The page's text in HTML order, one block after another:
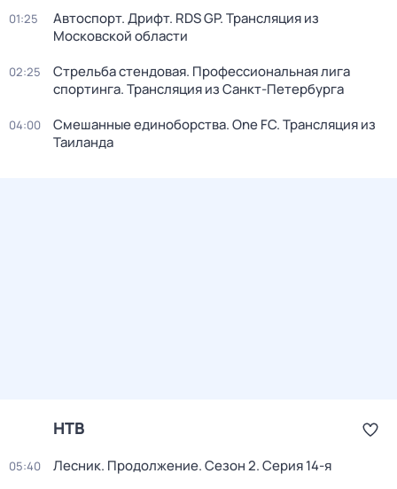
01:25
Автоспорт. Дрифт. RDS GP. Трансляция из
Московской области
02:25
Стрельба стендовая. Профессиональная лига
спортинга. Трансляция из Санкт-Петербурга
04:00
Смешанные единоборства. One FC. Трансляция из
Таиланда
НТВ
05:40 Лесник. Продолжение. Сезон 2. Серия 14-я